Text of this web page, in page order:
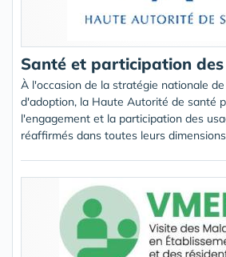
Santé et participation
À l'occasion de la stratégie nationale
d'adoption, la Haute Autorité de santé
l'engagement et la participation des
réaffirmés dans toutes leurs